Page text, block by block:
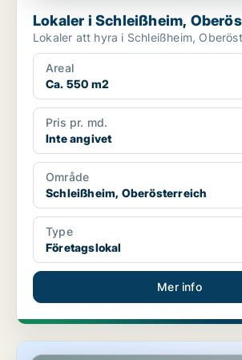
Lokaler i Schleißheim,
Lokaler att hyra i Schleißheim,
Areal
Ca. 550 m2
Pris pr. md.
Inte angivet
Område
Schleißheim, Oberösterreich
Type
Företagslokal
Mer info
Kontor i Prambachkirchen, Oberösterreich